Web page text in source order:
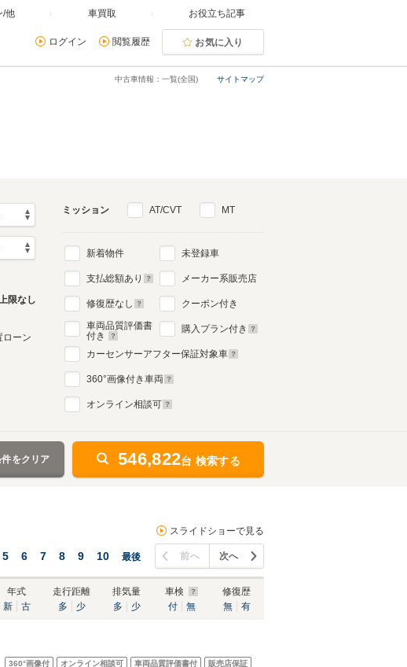
/他 車買取 お役立ち記事
ログイン 閲覧履歴 お気に入り
サイトマップ
中古車情報：一覧(全国)
限なし
ローン
ミッション AT/CVT MT
新着物件
支払総額あり
修復歴なし
車両品質評価書
付き
未登録車
メーカー系販売店
クーポン付き
購入プラン付き
カーセンサーアフター保証対象車
360°画像付き車両
オンライン相談可
件をクリア 546,822台 検索する
スライドショーで見る
5 6 7 8 9 10 最後 前へ 次へ
年式
新
古
走行距離
多
少
排気量
多
少
車検
付
無
修復歴
無
有
360°画像付 オンライン相談可 車両品質評価書付 販売店保証